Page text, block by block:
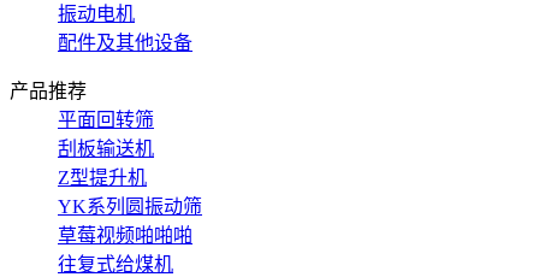
振动电机
配件及其他设备
产品推荐
平面回转筛
刮板输送机
Z型提升机
YK系列圆振动筛
草莓视频啪啪啪
往复式给煤机